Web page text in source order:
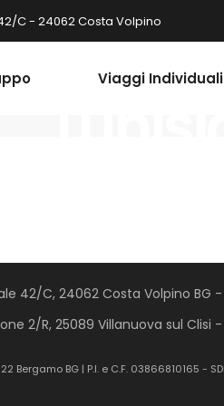
C - 24062 Costa Volpino
Viaggi Individuali
42/C, 24062 Costa Volpino BG
2/R, 25089 Villanuova sul Clisi
Bergamo BG | P.I. e C.F. 03866810165 -